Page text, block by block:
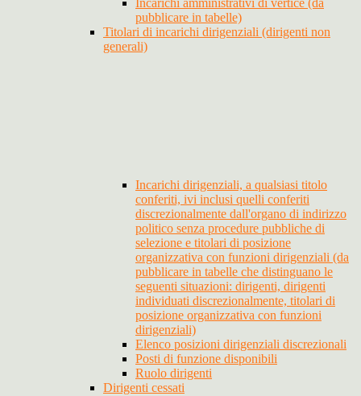
Incarichi amministrativi di vertice (da
pubblicare in tabelle)
Titolari di incarichi dirigenziali (dirigenti non
generali)
Incarichi dirigenziali, a qualsiasi titolo
conferiti, ivi inclusi quelli conferiti
discrezionalmente dall'organo di indirizzo
politico senza procedure pubbliche di
selezione e titolari di posizione
organizzativa con funzioni dirigenziali (da
pubblicare in tabelle che distinguano le
seguenti situazioni: dirigenti, dirigenti
individuati discrezionalmente, titolari di
posizione organizzativa con funzioni
dirigenziali)
Elenco posizioni dirigenziali discrezionali
Posti di funzione disponibili
Ruolo dirigenti
Dirigenti cessati